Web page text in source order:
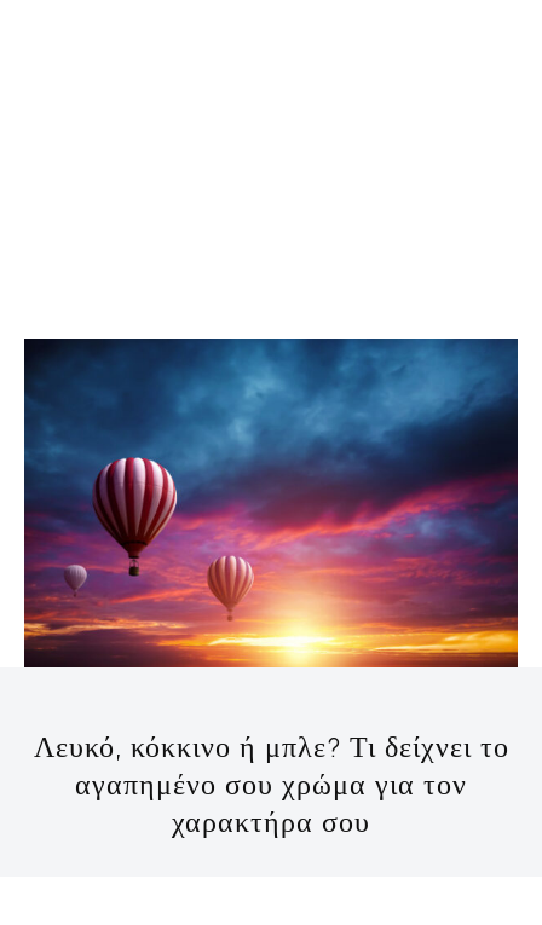
Λευκό, κόκκινο ή μπλε? Τι δείχνει το
αγαπημένο σου χρώμα για τον
χαρακτήρα σου